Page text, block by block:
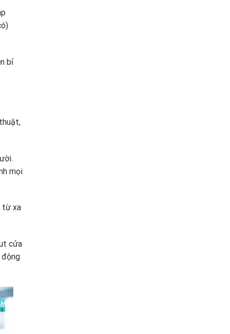
bỉ
mọi
từ xa
cửa